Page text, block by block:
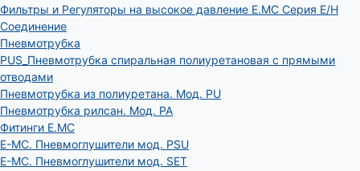
Фильтры и Регуляторы на высокое давление E.MC Серия E/H
Соединение
Пневмотрубка
PUS_Пневмотрубка спиральная полиуретановая с прямыми
отводами
Пневмотрубка из полиуретана. Мод. РU
Пневмотрубка рилсан. Мод. PA
Фитинги E.MC
E-MC. Пневмоглушители мод. PSU
E-MC. Пневмоглушители мод. SET